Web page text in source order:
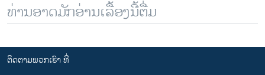
ທ່ານອາດມັກອ່ານເລື້ອງນີ້ຕື່ມ
ຕິດຕາມພວກເຮົາ ທີ່